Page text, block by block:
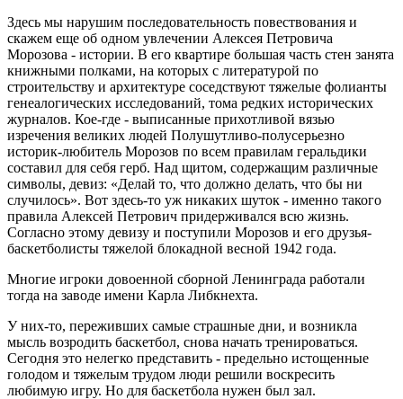
Здесь мы нарушим последовательность повествования и
скажем еще об одном увлечении Алексея Петровича
Морозова - истории. В его квартире большая часть стен занята
книжными полками, на которых с литературой по
строительству и архитектуре соседствуют тяжелые фолианты
генеалогических исследований, тома редких исторических
журналов. Кое-где - выписанные прихотливой вязью
изречения великих людей Полушутливо-полусерьезно
историк-любитель Морозов по всем правилам геральдики
составил для себя герб. Над щитом, содержащим различные
символы, девиз: «Делай то, что должно делать, что бы ни
случилось». Вот здесь-то уж никаких шуток - именно такого
правила Алексей Петрович придерживался всю жизнь.
Согласно этому девизу и поступили Морозов и его друзья-
баскетболисты тяжелой блокадной весной 1942 года.
Многие игроки довоенной сборной Ленинграда работали
тогда на заводе имени Карла Либкнехта.
У них-то, переживших самые страшные дни, и возникла
мысль возродить баскетбол, снова начать тренироваться.
Сегодня это нелегко представить - предельно истощенные
голодом и тяжелым трудом люди решили воскресить
любимую игру. Но для баскетбола нужен был зал.